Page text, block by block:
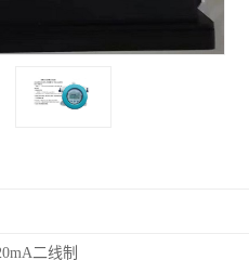
二线制